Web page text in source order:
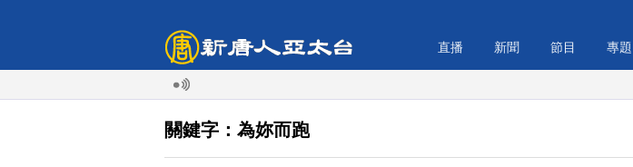
直播 新聞 節目 專題
關鍵字：為妳而跑